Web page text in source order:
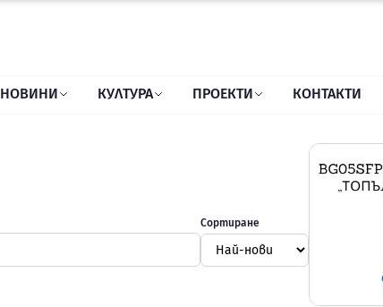
НОВИНИ КУЛТУРА ПРОЕКТИ КОНТАКТИ
Сортиране